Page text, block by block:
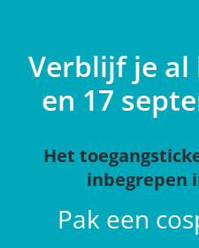
Verblijf je al
en 17
Het
inbegrepen
Pak een